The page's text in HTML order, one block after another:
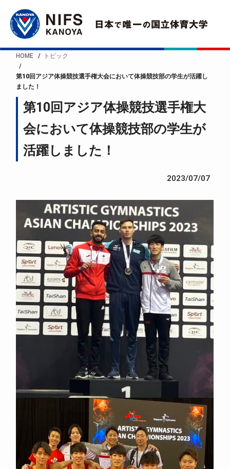
HOME トピック
第10回アジア体操競技選手権大会において体操競技部の学生が活躍し
ました！
第10回アジア体操競技選手権大
会において体操競技部の学生が
活躍しました！
2023/07/07